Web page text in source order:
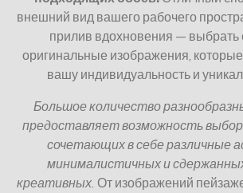
внешний вид вашего рабочего
прилив вдохновения — выбрать
оригинальные изображения,
вашу индивидуальность и
Большое количество
предоставляет возможность
сочетающих в себе различные
минималистичных и
креативных. От изображений